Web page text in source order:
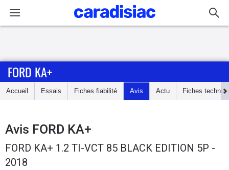
Accueil
Essais
Guide
d'achat
FORD KA+
Accueil Essais Fiches fiabilité Avis Actu Fiches
Avis FORD KA+
FORD KA+ 1.2 TI-VCT 85 BLACK EDITION 5P -
2018